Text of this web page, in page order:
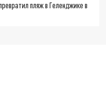
пляж в Геленджике в